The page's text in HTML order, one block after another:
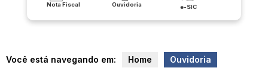
Nota Fiscal Ouvidoria e-SIC
Você está navegando em: Home Ouvidoria